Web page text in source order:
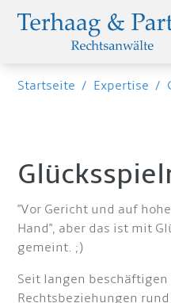
Startseite / Expertise /
"Vor Gericht und auf
Hand", aber das ist mit
gemeint. ;)
Seit langen
Rechtsbeziehungen